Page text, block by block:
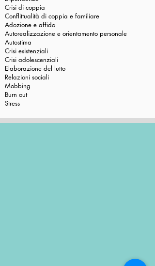
Crisi di coppia
Conflittualità di coppia e familiare
Adozione e affido
Autorealizzazione e orientamento personale
Autostima
Crisi esistenziali
Crisi adolescenziali
Elaborazione del lutto
Relazioni sociali
Mobbing
Burn out​
Stress